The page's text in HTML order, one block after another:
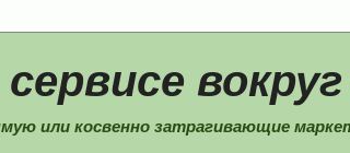
или косвенно затрагивающие